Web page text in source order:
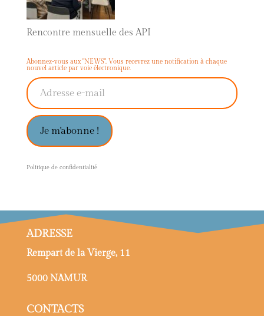
Rencontre mensuelle des API
Abonnez-vous aux "NEWS". Vous recevrez une notification à chaque
nouvel article par voie électronique.
Je m'abonne !
Politique de confidentialité
ADRESSE
Rempart de la Vierge, 11
5000 NAMUR
CONTACTS